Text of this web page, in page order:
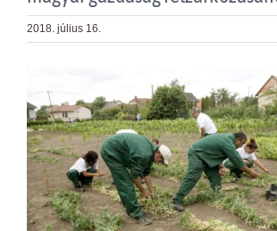
2018. július 16.
Larger
Image